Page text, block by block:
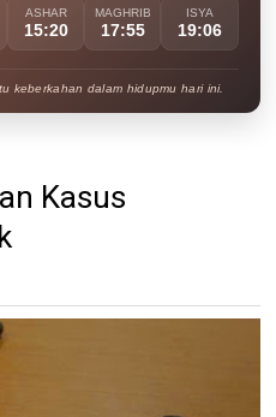
ASHAR
15:20
MAGHRIB
17:55
ISYA
19:06
keberkahan dalam hidupmu hari ini.
Kasus